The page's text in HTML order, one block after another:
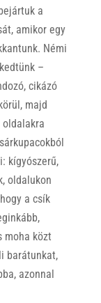
a
amikor egy
Némi
–
cikázó
majd
oldalakra
kígyószerű,
oldalukon
a csík
moha közt
barátunkat,
azonnal